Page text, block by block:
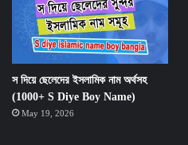
স দিয়ে ছেলেদের ইসলামিক নাম অর্থসহ
(1000+ S Diye Boy Name)
May 19, 2026